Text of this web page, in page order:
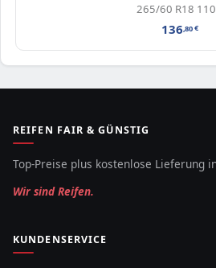
265/60 R18
136,80€
REIFEN FAIR & GÜNSTIG
Top-Preise plus kostenlose Lieferung
Wir sind Reifen.
KUNDENSERVICE